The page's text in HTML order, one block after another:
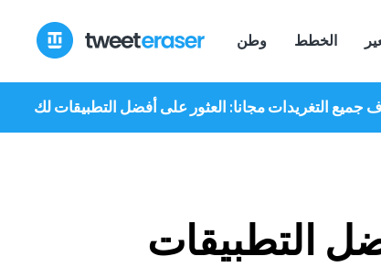
المحتوى
وطن الخطط
جميع التغريدات مجانا: العثور على أفضل التطبيقات لك
التطبيقات